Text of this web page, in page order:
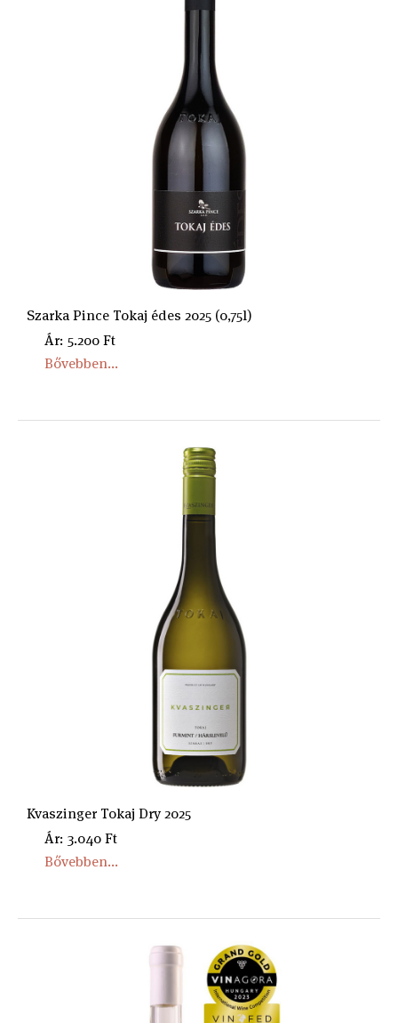
Szarka Pince Tokaj édes 2025 (0,75l)
Ár: 5.200 Ft
Bővebben...
Kvaszinger Tokaj Dry 2025
Ár: 3.040 Ft
Bővebben...